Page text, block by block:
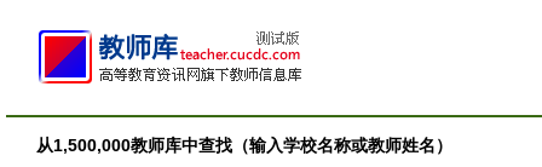
从1,500,000教师库中查找（输入学校名称或教师姓名）